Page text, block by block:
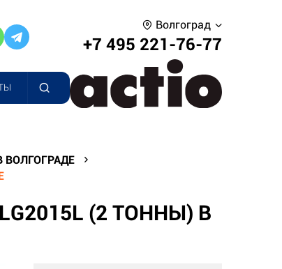
Волгоград
+7 495 221-76-77
ВОЛГОГРАДЕ
(2 ТОННЫ) В